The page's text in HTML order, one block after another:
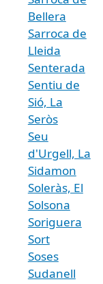
Bellera
Sarroca de
Lleida
Senterada
Sentiu de
Sió, La
Seròs
Seu
d'Urgell, La
Sidamon
Soleràs, El
Solsona
Soriguera
Sort
Soses
Sudanell